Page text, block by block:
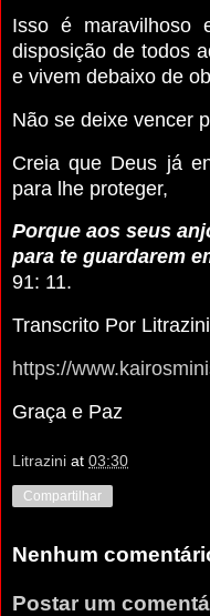
Isso é
disposição de todos
e vivem debaixo de
Não se deixe vencer
Creia que Deus já
para lhe proteger,
Porque aos seus
para te guardarem
91: 11.
Transcrito Por Litrazini
https://
Graça e Paz
Litrazini at 03:30
Compartilhar
Nenhum
Postar um